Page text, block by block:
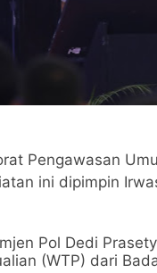
Pengawasan
ini dipimpin
Pol Dedi
(WTP) dari